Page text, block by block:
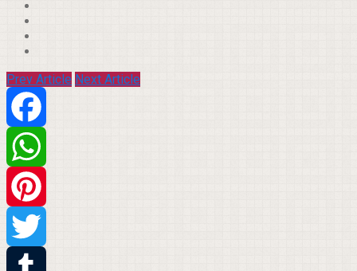
Prev Article Next Article
Facebook
WhatsApp
Pinterest
Twitter